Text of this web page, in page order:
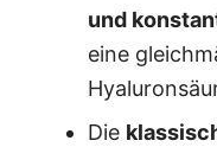
und
eine
Die